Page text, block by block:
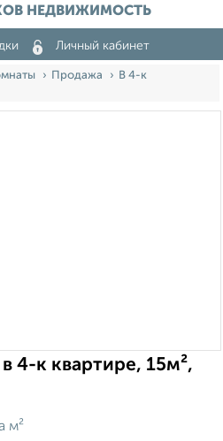
НЕДВИЖИМОСТЬ
Личный кабинет
Продажа
В 4-к
4-к квартире, 15м²,
м²